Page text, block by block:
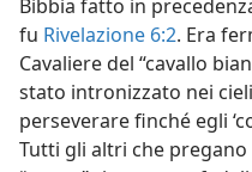
Bibbia fatto in
fu Rivelazione 6:2. Era
Cavaliere del “cavallo
stato intronizzato nei
perseverare finché egli
Tutti gli altri che